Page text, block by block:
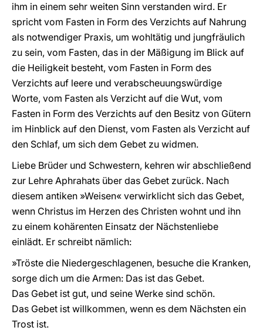
ihm in einem sehr weiten Sinn verstanden wird. Er
spricht vom Fasten in Form des Verzichts auf Nahrung
als notwendiger Praxis, um wohltätig und jungfräulich
zu sein, vom Fasten, das in der Mäßigung im Blick auf
die Heiligkeit besteht, vom Fasten in Form des
Verzichts auf leere und verabscheuungswürdige
Worte, vom Fasten als Verzicht auf die Wut, vom
Fasten in Form des Verzichts auf den Besitz von Gütern
im Hinblick auf den Dienst, vom Fasten als Verzicht auf
den Schlaf, um sich dem Gebet zu widmen.
Liebe Brüder und Schwestern, kehren wir abschließend
zur Lehre Aphrahats über das Gebet zurück. Nach
diesem antiken »Weisen« verwirklicht sich das Gebet,
wenn Christus im Herzen des Christen wohnt und ihn
zu einem kohärenten Einsatz der Nächstenliebe
einlädt. Er schreibt nämlich:
»Tröste die Niedergeschlagenen, besuche die Kranken,
sorge dich um die Armen: Das ist das Gebet.
Das Gebet ist gut, und seine Werke sind schön.
Das Gebet ist willkommen, wenn es dem Nächsten ein
Trost ist.